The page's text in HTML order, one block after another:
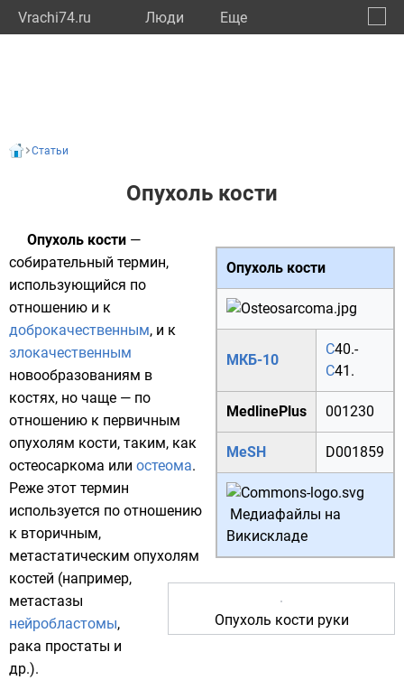
Vrachi74.ru Люди Eще
Статьи
Опухоль кости
Опухоль кости
МКБ-10
C40.-
C41.
MedlinePlus 001230
MeSH D001859
Медиафайлы на
Викискладе
Опухоль кости руки
Опухоль кости —
собирательный термин,
использующийся по
отношению и к
доброкачественным, и к
злокачественным
новообразованиям в
костях, но чаще — по
отношению к первичным
опухолям кости, таким, как
остеосаркома или остеома.
Реже этот термин
используется по отношению
к вторичным,
метастатическим опухолям
костей (например,
метастазы
нейробластомы,
рака простаты и
др.).